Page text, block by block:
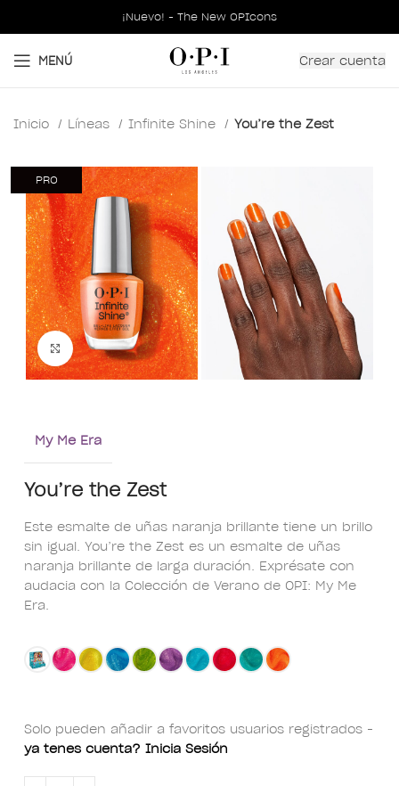
¡Nuevo! - The New OPIcons
MENÚ Crear cuenta
Inicio Líneas Infinite Shine You’re the Zest
Clic para ampliar
PRO
My Me Era
You’re the Zest
Este esmalte de uñas naranja brillante tiene un brillo
sin igual. You’re the Zest es un esmalte de uñas
naranja brillante de larga duración. Exprésate con
audacia con la Colección de Verano de OPI: My Me
Era.
Solo pueden añadir a favoritos usuarios registrados -
ya tenes cuenta? Inicia Sesión